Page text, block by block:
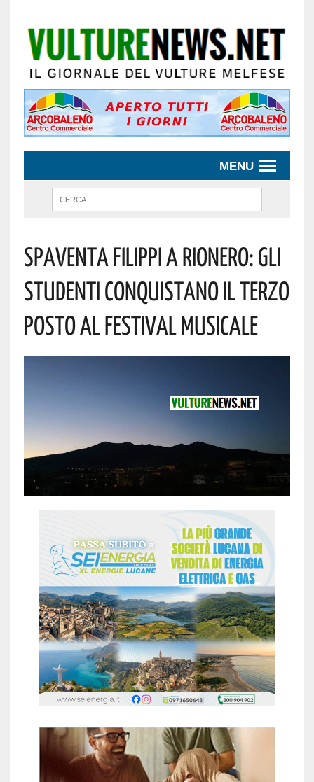
MENU
Spaventa Filippi A Rionero: Gli
Studenti Conquistano Il Terzo
Posto Al Festival Musicale